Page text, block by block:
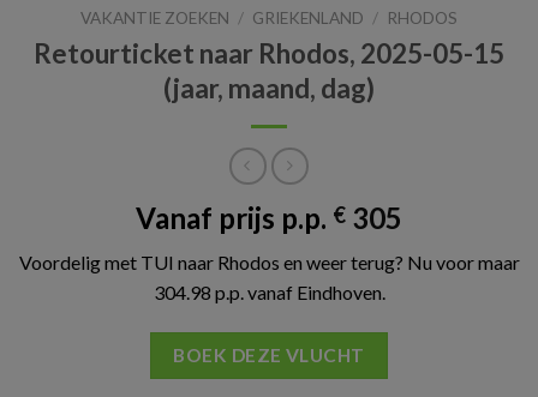
VAKANTIE ZOEKEN / GRIEKENLAND / RHODOS
Retourticket naar Rhodos, 2025-05-15
(jaar, maand, dag)
Vanaf prijs p.p. € 305
Voordelig met TUI naar Rhodos en weer terug? Nu voor maar
304.98 p.p. vanaf Eindhoven.
BOEK DEZE VLUCHT